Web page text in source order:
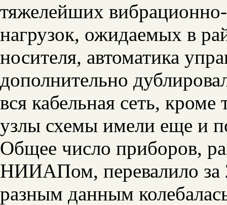
тяжелейших
нагрузок, ожидаемых в
носителя, автоматика
дополнительно
вся кабельная сеть, кроме
узлы схемы имели еще и
Общее число приборов,
НИИАПом, перевалило за
разным данным